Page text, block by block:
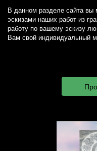
В данном разделе сайта вы
эскизами наших работ из
работу по вашему эскизу
Вам свой индивидуальный